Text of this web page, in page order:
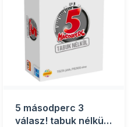
5 másodperc 3
válasz! tabuk nélkül